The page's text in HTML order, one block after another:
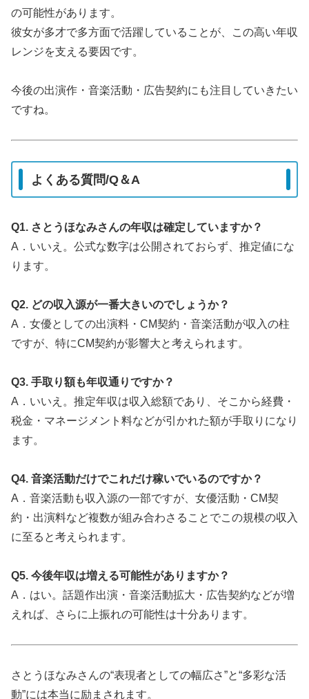
の可能性があります。
彼女が多才で多方面で活躍していることが、この高い年収
レンジを支える要因です。
今後の出演作・音楽活動・広告契約にも注目していきたい
ですね。
よくある質問/Q＆A
Q1. さとうほなみさんの年収は確定していますか？
A．いいえ。公式な数字は公開されておらず、推定値にな
ります。
Q2. どの収入源が一番大きいのでしょうか？
A．女優としての出演料・CM契約・音楽活動が収入の柱
ですが、特にCM契約が影響大と考えられます。
Q3. 手取り額も年収通りですか？
A．いいえ。推定年収は収入総額であり、そこから経費・
税金・マネージメント料などが引かれた額が手取りになり
ます。
Q4. 音楽活動だけでこれだけ稼いでいるのですか？
A．音楽活動も収入源の一部ですが、女優活動・CM契
約・出演料など複数が組み合わさることでこの規模の収入
に至ると考えられます。
Q5. 今後年収は増える可能性がありますか？
A．はい。話題作出演・音楽活動拡大・広告契約などが増
えれば、さらに上振れの可能性は十分あります。
さとうほなみさんの“表現者としての幅広さ”と“多彩な活
動”には本当に励まされます。